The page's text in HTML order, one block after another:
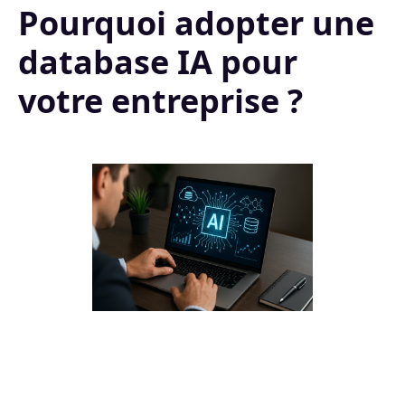
Pourquoi adopter une
database IA pour
votre entreprise ?